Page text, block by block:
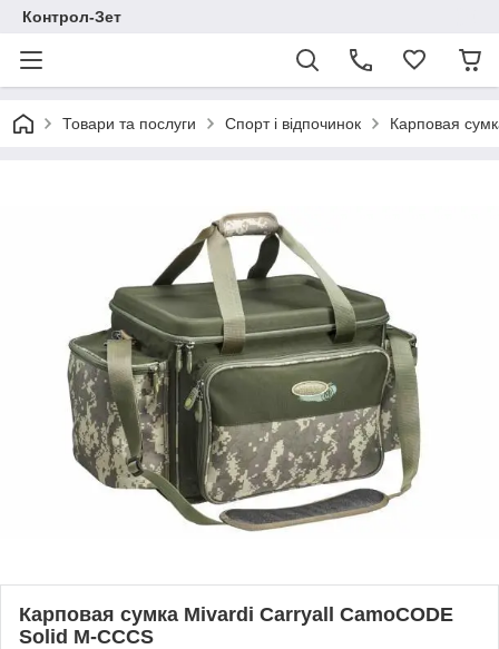
Контрол-Зет
Товари та послуги Спорт і відпочинок Карповая
Карповая сумка Mivardi Carryall CamoCODE
Solid M-CCCS